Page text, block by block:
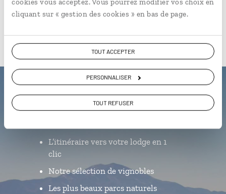
cookies vous acceptez. Vous pourrez modifier vos choix en
cliquant sur « gestion des cookies » en bas de page.
TOUT ACCEPTER
PERSONNALISER
TOUT REFUSER
Luciole,
L’itinéraire vers votre lodge en 1
clic
Notre sélection de vignobles
Les plus beaux parcs naturels